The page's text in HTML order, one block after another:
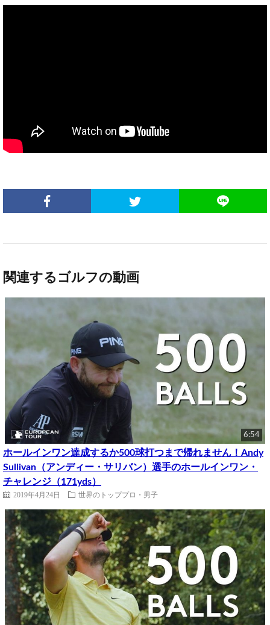
関連するゴルフの動画
6:54
ホールインワン達成するか500球打つまで帰れません！Andy
Sullivan（アンディー・サリバン）選手のホールインワン・
チャレンジ（171yds）
2019年4月24日 世界のトッププロ・男子